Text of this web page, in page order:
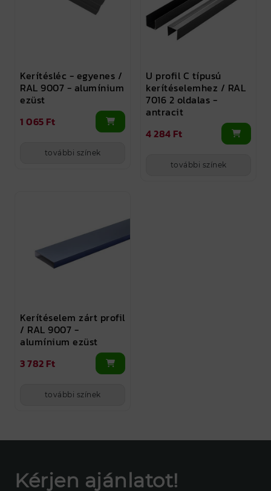
Kerítésléc - egyenes /
RAL 9007 - alumínium
ezüst
1 065 Ft
további színek
U profil C típusú
kerítéselemhez / RAL
7016 2 oldalas -
antracit
4 284 Ft
további színek
Kerítéselem zárt profil
/ RAL 9007 -
alumínium ezüst
3 782 Ft
további színek
Kérjen ajánlatot!